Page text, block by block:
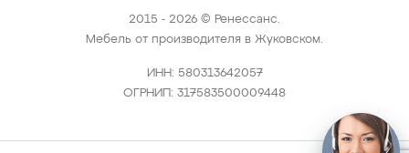
2015 - 2026 © Ренессанс.
Мебель от производителя в Жуковском.
ИНН: 580313642057
ОГРНИП: 317583500009448